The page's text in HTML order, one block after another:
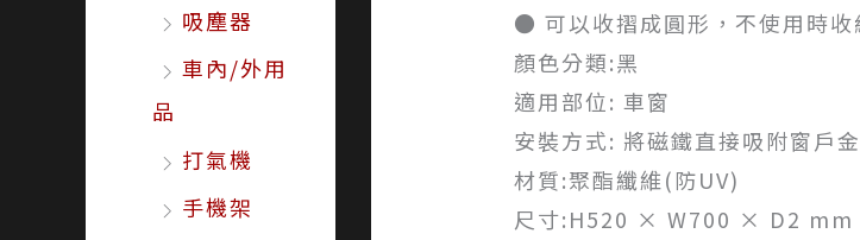
吸塵器
車內/外用
品
打氣機
手機架
● 可以收摺成圓形，不使用時收
顏色分類:黑
適用部位: 車窗
安裝方式: 將磁鐵直接吸附窗戶
材質:聚酯纖維(防UV)
尺寸:H520 × W700 × D2 mm